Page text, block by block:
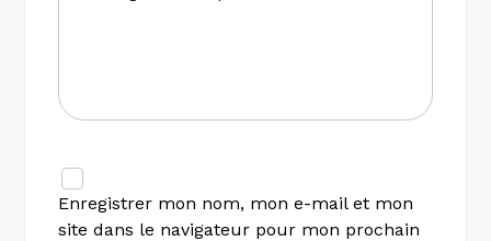
Enregistrer mon nom, mon e-mail et mon
site dans le navigateur pour mon prochain